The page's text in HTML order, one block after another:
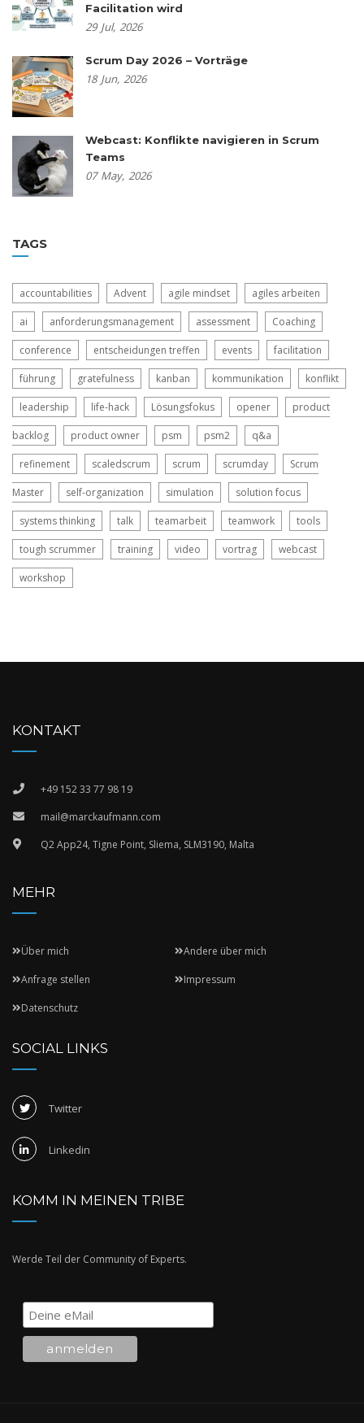
Facilitation wird
29 Jul, 2026
Scrum Day 2026 – Vorträge
18 Jun, 2026
Webcast: Konflikte navigieren in Scrum
Teams
07 May, 2026
TAGS
accountabilities Advent agile mindset agiles arbeiten
ai anforderungsmanagement assessment Coaching
conference entscheidungen treffen events facilitation
führung gratefulness kanban kommunikation konflikt
leadership life-hack Lösungsfokus opener product
backlog product owner psm psm2 q&a
refinement scaledscrum scrum scrumday Scrum
Master self-organization simulation solution focus
systems thinking talk teamarbeit teamwork tools
tough scrummer training video vortrag webcast
workshop
KONTAKT
+49 152 33 77 98 19
mail@marckaufmann.com
Q2 App24, Tigne Point, Sliema, SLM3190, Malta
MEHR
Über mich Andere über mich
Anfrage stellen Impressum
Datenschutz
SOCIAL LINKS
Twitter
Linkedin
KOMM IN MEINEN TRIBE
Werde Teil der Community of Experts.